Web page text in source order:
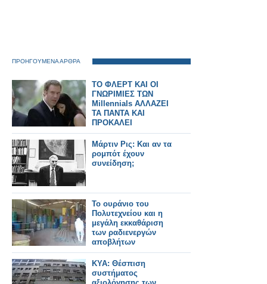
ΠΡΟΗΓΟΥΜΕΝΑ ΑΡΘΡΑ
ΤΟ ΦΛΕΡΤ ΚΑΙ ΟΙ
ΓΝΩΡΙΜΙΕΣ ΤΩΝ
Millennials ΑΛΛΑΖΕΙ
ΤΑ ΠΑΝΤΑ ΚΑΙ
ΠΡΟΚΑΛΕΙ
ΑΝΤΙΔΡΑΣΕΙΣ
Μάρτιν Ρις: Και αν τα
ρομπότ έχουν
συνείδηση;
Το ουράνιο του
Πολυτεχνείου και η
μεγάλη εκκαθάριση
των ραδιενεργών
αποβλήτων
ΚΥΑ: Θέσπιση
συστήματος